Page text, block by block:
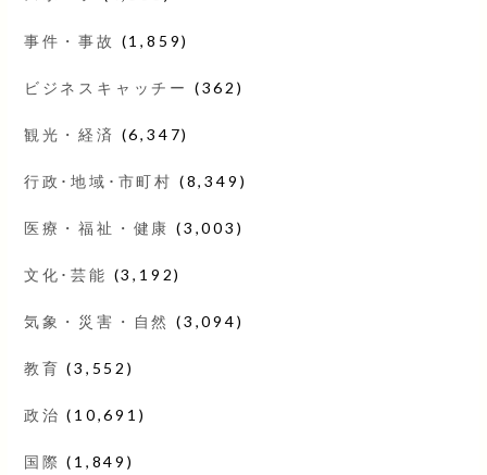
事件・事故 (1,859)
ビジネスキャッチー (362)
観光・経済 (6,347)
行政･地域･市町村 (8,349)
医療・福祉・健康 (3,003)
文化･芸能 (3,192)
気象・災害・自然 (3,094)
教育 (3,552)
政治 (10,691)
国際 (1,849)